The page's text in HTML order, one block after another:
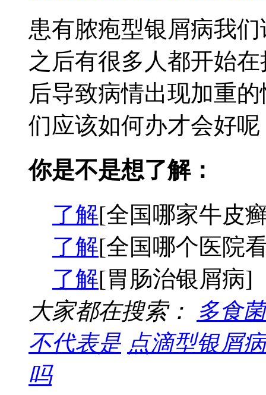
患有脓疱型银屑病我
之后有很多人都开始
后导致病情出现加重
们应该如何办才会好
你是不是想了解：
了解[全国哪家牛皮
了解[全国哪个医院
了解[胃肠治银屑病]
大家都在搜索：
多食
不代表是 点滴型银屑
吗